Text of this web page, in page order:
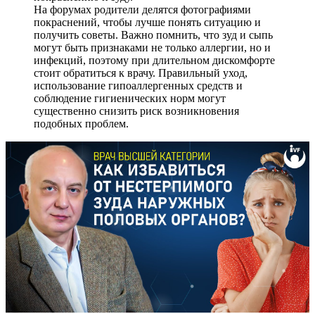
На форумах родители делятся фотографиями
покраснений, чтобы лучше понять ситуацию и
получить советы. Важно помнить, что зуд и сыпь
могут быть признаками не только аллергии, но и
инфекций, поэтому при длительном дискомфорте
стоит обратиться к врачу. Правильный уход,
использование гипоаллергенных средств и
соблюдение гигиенических норм могут
существенно снизить риск возникновения
подобных проблем.